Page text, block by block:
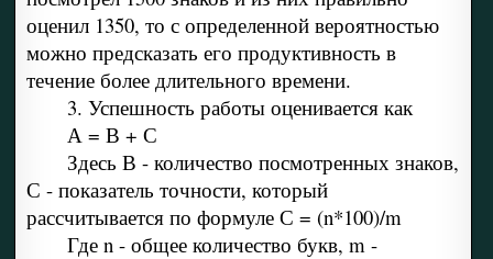
оценил 1350, то с определенной вероятностью
можно предсказать его продуктивность в
течение более длительного времени.
3. Успешность работы оценивается как
А = В + С
Здесь В - количество посмотренных знаков,
С - показатель точности, который
рассчитывается по формуле С = (n*100)/m
Где n - общее количество букв, m -